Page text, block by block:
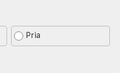
Pria